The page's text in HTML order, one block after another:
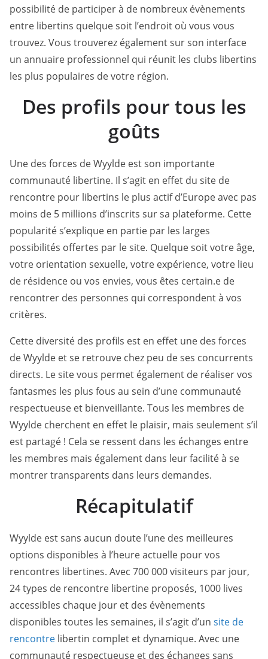
possibilité de participer à de nombreux évènements
entre libertins quelque soit l’endroit où vous vous
trouvez. Vous trouverez également sur son interface
un annuaire professionnel qui réunit les clubs libertins
les plus populaires de votre région.
Des profils pour tous les
goûts
Une des forces de Wyylde est son importante
communauté libertine. Il s’agit en effet du site de
rencontre pour libertins le plus actif d’Europe avec pas
moins de 5 millions d’inscrits sur sa plateforme. Cette
popularité s’explique en partie par les larges
possibilités offertes par le site. Quelque soit votre âge,
votre orientation sexuelle, votre expérience, votre lieu
de résidence ou vos envies, vous êtes certain.e de
rencontrer des personnes qui correspondent à vos
critères.
Cette diversité des profils est en effet une des forces
de Wyylde et se retrouve chez peu de ses concurrents
directs. Le site vous permet également de réaliser vos
fantasmes les plus fous au sein d’une communauté
respectueuse et bienveillante. Tous les membres de
Wyylde cherchent en effet le plaisir, mais seulement s’il
est partagé ! Cela se ressent dans les échanges entre
les membres mais également dans leur facilité à se
montrer transparents dans leurs demandes.
Récapitulatif
Wyylde est sans aucun doute l’une des meilleures
options disponibles à l’heure actuelle pour vos
rencontres libertines. Avec 700 000 visiteurs par jour,
24 types de rencontre libertine proposés, 1000 lives
accessibles chaque jour et des évènements
disponibles toutes les semaines, il s’agit d’un site de
rencontre libertin complet et dynamique. Avec une
communauté respectueuse et des échanges sans